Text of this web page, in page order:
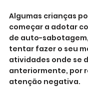
Algumas crianças
começar a adotar
de auto-
tentar fazer o seu
atividades onde se
anteriormente, por
atenção negativa.